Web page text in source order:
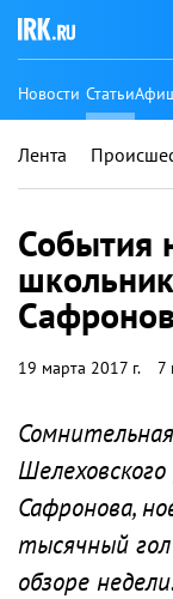
Новости Статьи
Лента
События
19 марта 2017 г. 7
Сафронова,
тысячный
обзоре